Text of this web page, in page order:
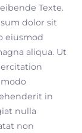
Texte.
dolor sit
eiusmod
aliqua. Ut
in
nulla
non